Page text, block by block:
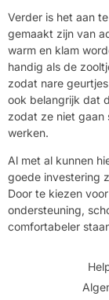
Verder is het aan
gemaakt zijn van
warm en klam
handig als de
zodat nare
ook belangrijk dat
zodat ze niet gaan
werken.
Al met al kunnen
goede investering
Door te kiezen
ondersteuning,
comfortabeler